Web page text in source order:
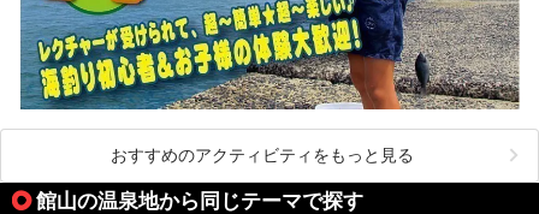
おすすめのアクティビティをもっと見る
館山の温泉地から同じテーマで探す